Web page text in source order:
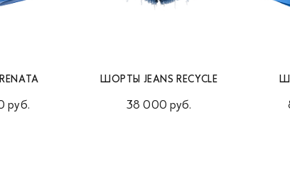
руб.
ШОРТЫ JEANS RECYCLE
38 000 руб.